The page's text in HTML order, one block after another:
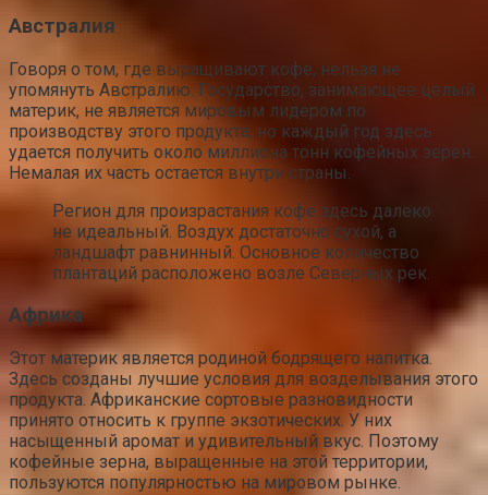
Австралия
Говоря о том, где выращивают кофе, нельзя не
упомянуть Австралию. Государство, занимающее целый
материк, не является мировым лидером по
производству этого продукта, но каждый год здесь
удается получить около миллиона тонн кофейных зерен.
Немалая их часть остается внутри страны.
Регион для произрастания кофе здесь далеко
не идеальный. Воздух достаточно сухой, а
ландшафт равнинный. Основное количество
плантаций расположено возле Северных рек.
Африка
Этот материк является родиной бодрящего напитка.
Здесь созданы лучшие условия для возделывания этого
продукта. Африканские сортовые разновидности
принято относить к группе экзотических. У них
насыщенный аромат и удивительный вкус. Поэтому
кофейные зерна, выращенные на этой территории,
пользуются популярностью на мировом рынке.